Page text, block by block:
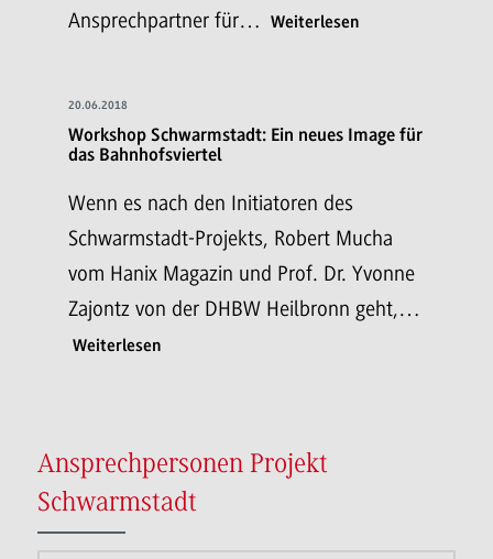
Ansprechpartner für…
Weiterlesen
20.06.2018
Workshop Schwarmstadt: Ein neues Image für
das Bahnhofsviertel
Wenn es nach den Initiatoren des
Schwarmstadt-Projekts, Robert Mucha
vom Hanix Magazin und Prof. Dr. Yvonne
Zajontz von der DHBW Heilbronn geht,…
Weiterlesen
Ansprechpersonen Projekt
Schwarmstadt